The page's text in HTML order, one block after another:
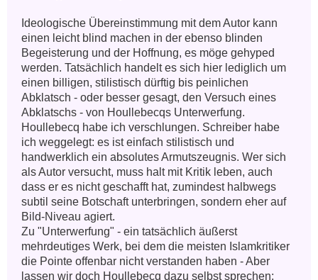
Ideologische Übereinstimmung mit dem Autor kann
einen leicht blind machen in der ebenso blinden
Begeisterung und der Hoffnung, es möge gehyped
werden. Tatsächlich handelt es sich hier lediglich um
einen billigen, stilistisch dürftig bis peinlichen
Abklatsch - oder besser gesagt, den Versuch eines
Abklatschs - von Houllebecqs Unterwerfung.
Houllebecq habe ich verschlungen. Schreiber habe
ich weggelegt: es ist einfach stilistisch und
handwerklich ein absolutes Armutszeugnis. Wer sich
als Autor versucht, muss halt mit Kritik leben, auch
dass er es nicht geschafft hat, zumindest halbwegs
subtil seine Botschaft unterbringen, sondern eher auf
Bild-Niveau agiert.
Zu "Unterwerfung" - ein tatsächlich äußerst
mehrdeutiges Werk, bei dem die meisten Islamkritiker
die Pointe offenbar nicht verstanden haben - Aber
lassen wir doch Houllebecq dazu selbst sprechen: